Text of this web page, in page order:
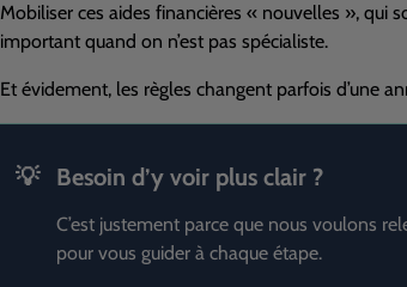
Mobiliser ces aides financières « nouvelles », qui
important quand on n’est pas spécialiste.
Et évidement, les règles changent parfois d’une
Besoin d’y voir plus clair ?
C’est justement parce que nous voulons
pour vous guider à chaque étape.